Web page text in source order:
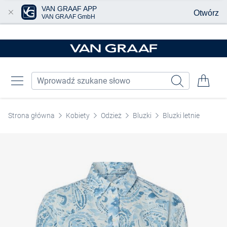
Strona główna Kobiety Odzież Bluzki Bluzki letnie
VAN GRAAF APP
VAN GRAAF GmbH Otwórz